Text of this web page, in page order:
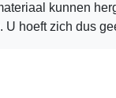
kunnen
U hoeft zich dus